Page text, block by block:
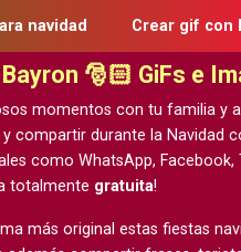
navidad Crear gif con
🎅🏻 GiFs e
momentos con tu familia y
compartir durante la Navidad
como WhatsApp, Facebook,
totalmente gratuita!
más original estas fiestas